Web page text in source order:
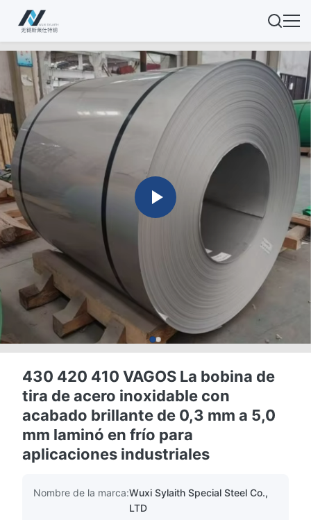
430 420 410 VAGOS La bobina de
tira de acero inoxidable con
acabado brillante de 0,3 mm a 5,0
mm laminó en frío para
aplicaciones industriales
Nombre de la marca:Wuxi Sylaith Special Steel Co.,
LTD